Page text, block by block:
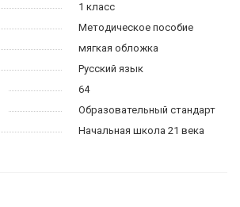
1 класс
Методическое пособие
мягкая обложка
Русский язык
64
Образовательный стандарт
Начальная школа 21 века